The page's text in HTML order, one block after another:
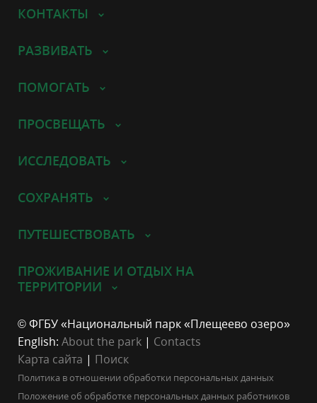
КОНТАКТЫ
РАЗВИВАТЬ
ПОМОГАТЬ
ПРОСВЕЩАТЬ
ИССЛЕДОВАТЬ
СОХРАНЯТЬ
ПУТЕШЕСТВОВАТЬ
ПРОЖИВАНИЕ И ОТДЫХ НА
ТЕРРИТОРИИ
© ФГБУ «Национальный парк «Плещеево озеро»
English: About the park | Contacts
Карта сайта | Поиск
Политика в отношении обработки персональных данных
Положение об обработке персональных данных работников